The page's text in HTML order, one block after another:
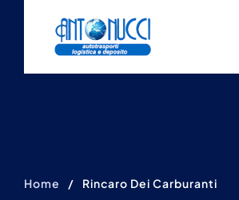
Home / Rincaro Dei Carburanti